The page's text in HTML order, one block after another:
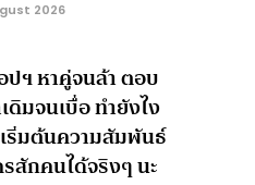
2026
ฯ หาคู่จนล้า ตอบ
ดิมจนเบื่อ ทำยังไง
ริ่มต้นความสัมพันธ์
สักคนได้จริงๆ นะ